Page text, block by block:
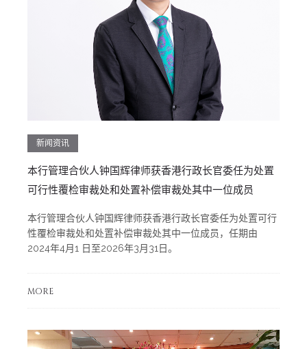
新闻资讯
本行管理合伙人钟国辉律师获香港行政长官委任为处置
可行性覆检审裁处和处置补偿审裁处其中一位成员
本行管理合伙人钟国辉律师获香港行政长官委任为处置可行
性覆检审裁处和处置补偿审裁处其中一位成员，任期由
2024年4月1 日至2026年3月31日。
MORE